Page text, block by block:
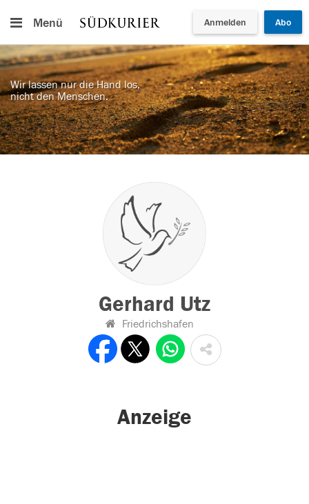
Menü Anmelden Abo
Wir lassen nur die Hand los,
nicht den Menschen.
Gerhard Utz
Friedrichshafen
Anzeige